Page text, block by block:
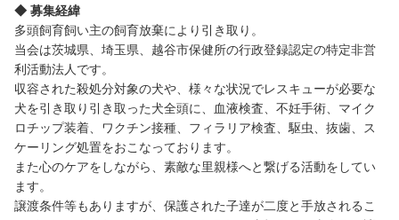
◆ 募集経緯
多頭飼育飼い主の飼育放棄により引き取り。
当会は茨城県、埼玉県、越谷市保健所の行政登録認定の特定非営
利活動法人です。
収容された殺処分対象の犬や、様々な状況でレスキューが必要な
犬を引き取り引き取った犬全頭に、血液検査、不妊手術、マイク
ロチップ装着、ワクチン接種、フィラリア検査、駆虫、抜歯、ス
ケーリング処置をおこなっております。
また心のケアをしながら、素敵な里親様へと繋げる活動をしてい
ます。
譲渡条件等もありますが、保護された子達が二度と手放されるこ